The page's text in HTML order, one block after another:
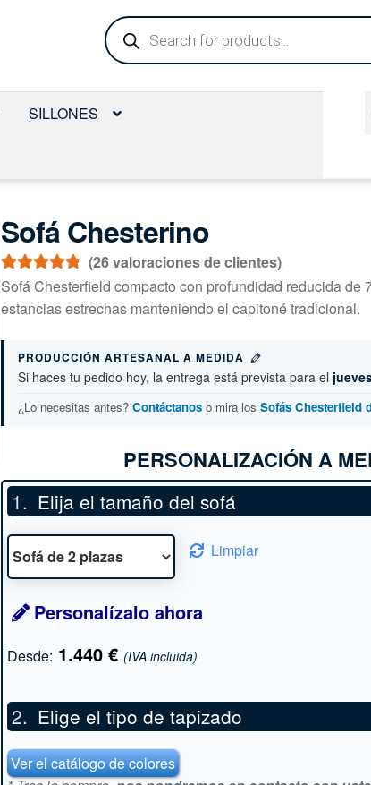
Búsqueda
de
productos
SILLONES
Sofá Chesterino
Valorado con
4.92de 5 en
26
de clientes
(26valoraciones de clientes)
Sofá Chesterfield compacto con profundidad reducida de
estancias estrechas manteniendo el capitoné tradicional.
PRODUCCIÓN ARTESANAL A MEDIDA
Si haces tu pedido hoy, la entrega está prevista para el
¿Lo necesitas antes? Contáctanoso mira los Sofás Chesterfield
PERSONALIZACIÓN A
Elija el tamaño del sofá
Limpiar
Personalízalo ahora
Desde: 1.440 € (IVA incluida)
Elige el tipo de tapizado
Ver el catálogo de colores